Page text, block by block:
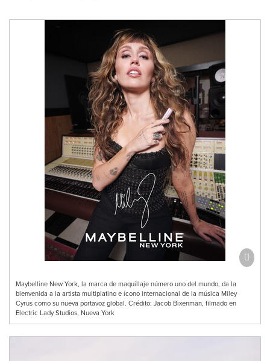
Maybelline New York, la marca de maquillaje número uno del mundo, da la
bienvenida a la artista multiplatino e ícono internacional de la música Miley
Cyrus como su nueva portavoz global. Crédito: Jacob Bixenman, filmado en
Electric Lady Studios, Nueva York